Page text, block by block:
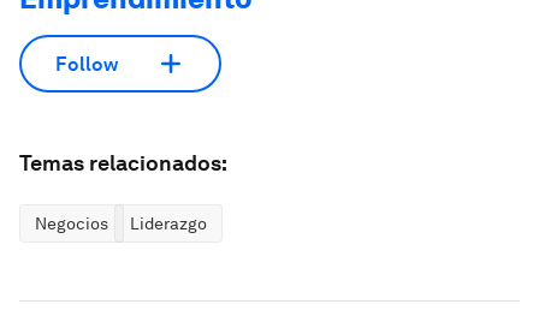
Follow
Temas relacionados:
Negocios Liderazgo